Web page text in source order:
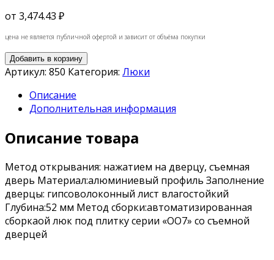
от 3,474.43 ₽
цена не является публичной офертой и зависит от объёма покупки
Добавить в корзину
Артикул: 850 Категория: Люки
Описание
Дополнительная информация
Описание товара
Метод открывания: нажатием на дверцу, съемная
дверь Материал:алюминиевый профиль Заполнение
дверцы: гипсоволоконный лист влагостойкий
Глубина:52 мм Метод сборки:автоматизированная
сборкаой люк под плитку серии «OO7» со съемной
дверцей